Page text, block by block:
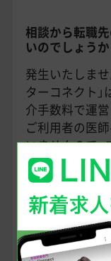
相談から転職
いのでしょうか
発生いたしま
ターコネクト
介手数料で運営
ご利用者の医
いませんので、
転職活動はど
ょうか？
一般的に医師
われていますが